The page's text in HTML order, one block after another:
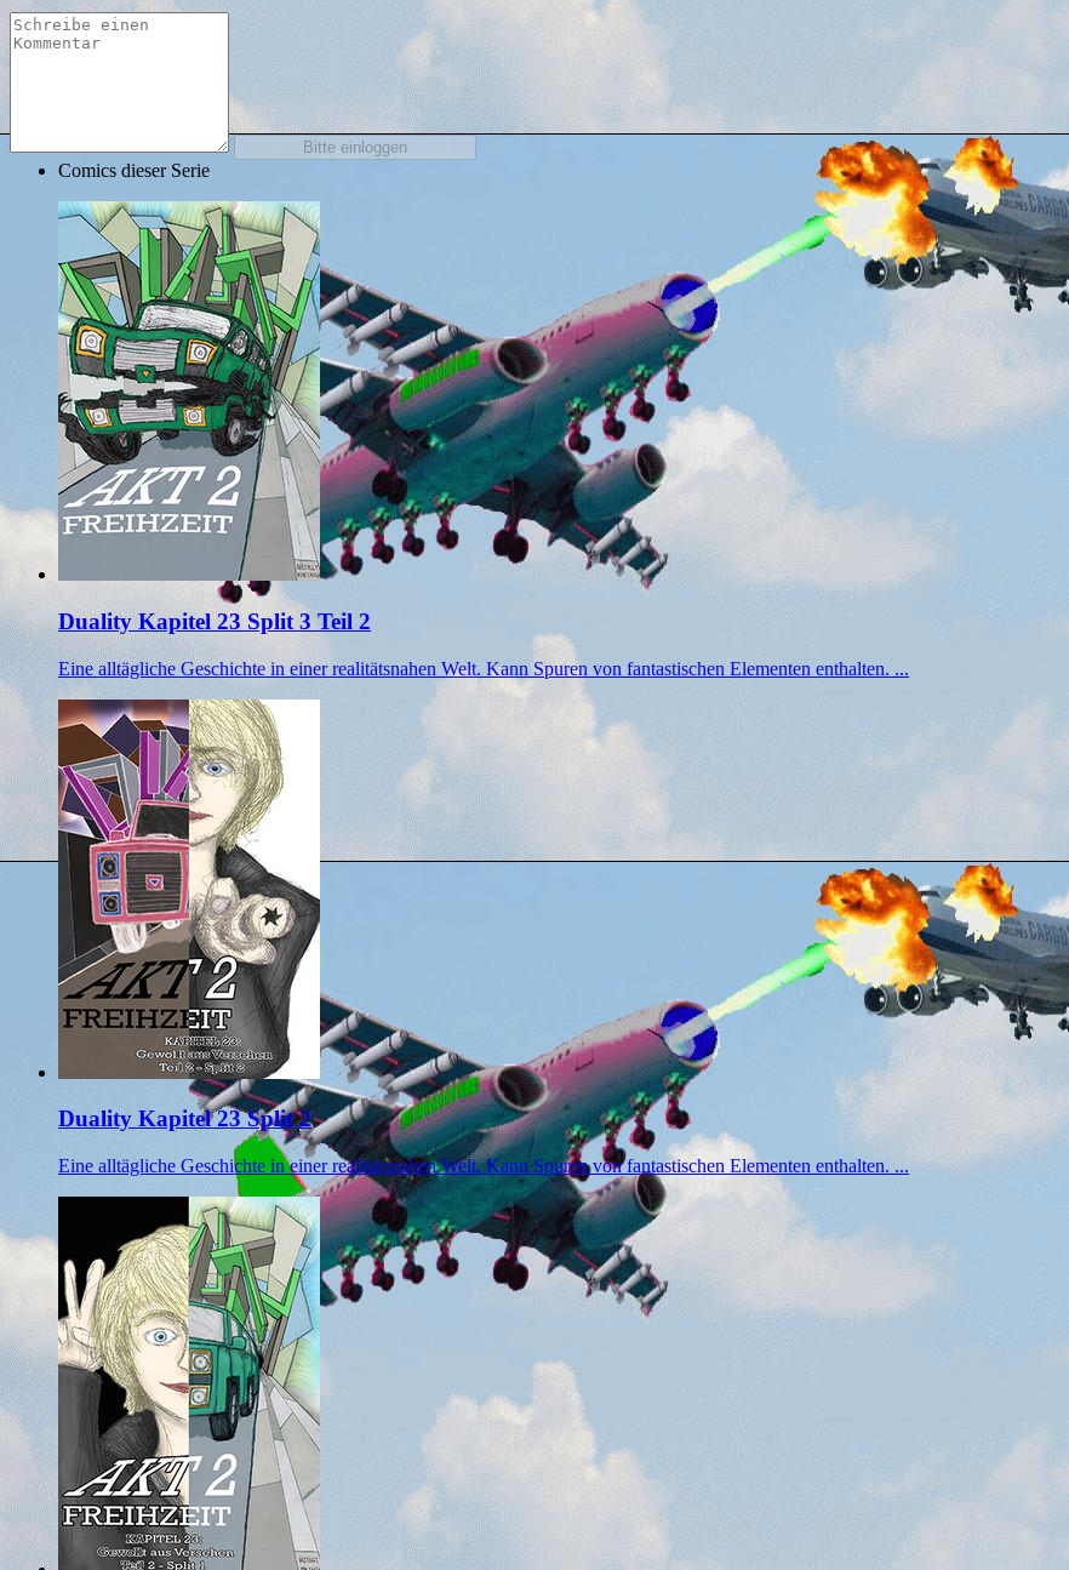
Comics dieser Serie
Duality Kapitel 23 Split 3 Teil 2
Eine alltägliche Geschichte in einer realitätsnahen Welt. Kann Spuren von fantastischen Elementen enthalten. ...
Duality Kapitel 23 Split 2
Eine alltägliche Geschichte in einer realitätsnahen Welt. Kann Spuren von fantastischen Elementen enthalten. ...